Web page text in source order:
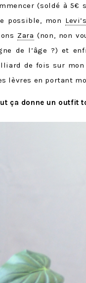
(soldé à 5€
possible, mon Levi’s
Zara (non, non
de l’âge ?) et
de fois sur mon
lèvres en portant
ça donne un outfit